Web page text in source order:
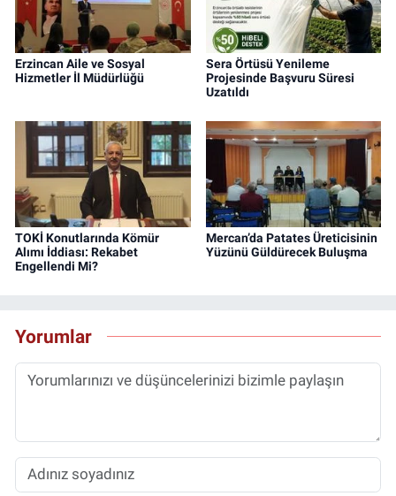
Erzincan Aile ve Sosyal
Hizmetler İl Müdürlüğü
Sera Örtüsü Yenileme
Projesinde Başvuru Süresi
Uzatıldı
TOKİ Konutlarında Kömür
Alımı İddiası: Rekabet
Engellendi Mi?
Mercan’da Patates Üreticisinin
Yüzünü Güldürecek Buluşma
Yorumlar